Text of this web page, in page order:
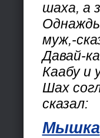
шаха, а
муж,-
Давай-
Каабу и
Шах
сказал:
Мышка